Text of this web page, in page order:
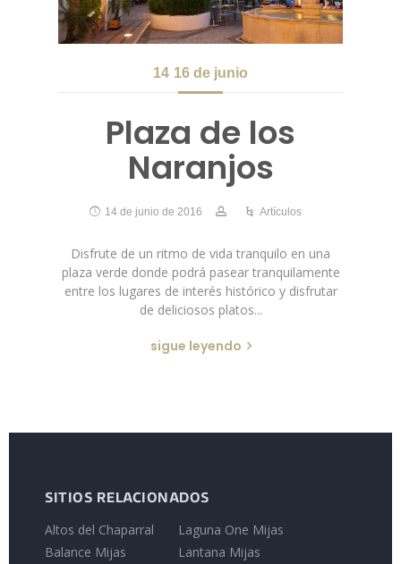
14 16 de junio
Plaza de los
Naranjos
14 de junio de 2016 Artículos
Disfrute de un ritmo de vida tranquilo en una
plaza verde donde podrá pasear tranquilamente
entre los lugares de interés histórico y disfrutar
de deliciosos platos...
sigue leyendo
SITIOS RELACIONADOS
Altos del Chaparral
Balance Mijas
Laguna One Mijas
Lantana Mijas